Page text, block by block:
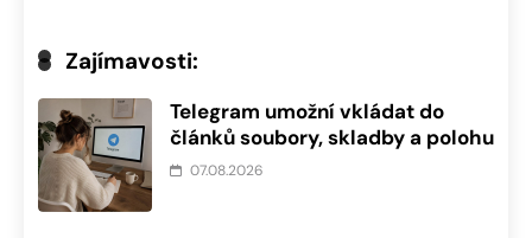
Zajímavosti:
Telegram umožní vkládat do
článků soubory, skladby a polohu
07.08.2026